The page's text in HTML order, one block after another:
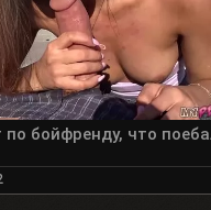
по бойфренду, что